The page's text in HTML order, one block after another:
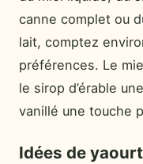
canne complet ou
lait, comptez
préférences. Le
le sirop d’érable
vanillé une touche
Idées de